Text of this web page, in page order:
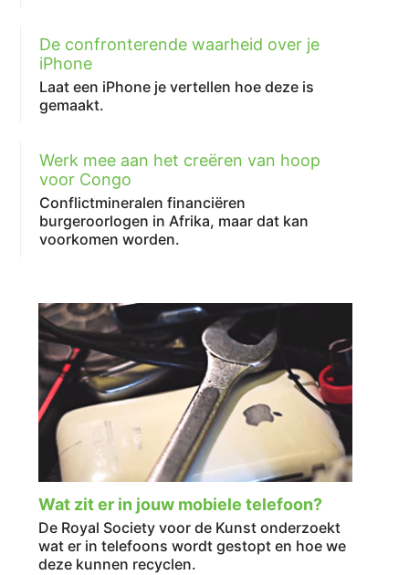
De confronterende waarheid over je
iPhone
Laat een iPhone je vertellen hoe deze is
gemaakt.
Werk mee aan het creëren van hoop
voor Congo
Conflictmineralen financiëren
burgeroorlogen in Afrika, maar dat kan
voorkomen worden.
Wat zit er in jouw mobiele telefoon?
De Royal Society voor de Kunst onderzoekt
wat er in telefoons wordt gestopt en hoe we
deze kunnen recyclen.